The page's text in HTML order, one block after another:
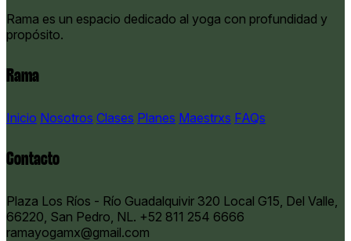
Rama es un espacio dedicado al yoga con profundidad y
propósito.
Rama
Inicio Nosotros Clases Planes Maestrxs FAQs
Contacto
Plaza Los Ríos - Río Guadalquivir 320 Local G15, Del Valle,
66220, San Pedro, NL. +52 811 254 6666
ramayogamx@gmail.com